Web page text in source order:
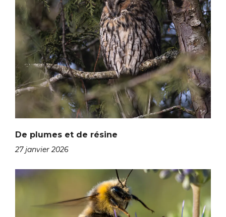
De plumes et de résine
27 janvier 2026